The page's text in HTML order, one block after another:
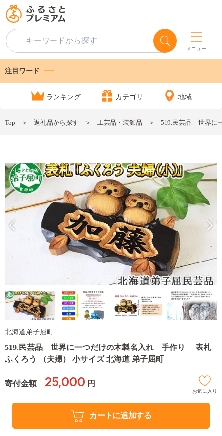
メニュー
注目ワード
ランキング カテゴリ 地域
Top 返礼品から探す 工芸品・装飾品 519.民芸品 世界に
北海道弟子屈町
519.民芸品 世界に一つだけの木製名入れ 手作り 表札
ふくろう （夫婦） 小サイズ 北海道 弟子屈町
寄付金額 25,000 円
お気に入り
カートに追加する